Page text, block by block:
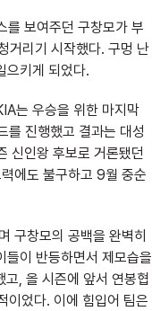
를 보여주던 구창모가 부
거리기 시작했다. 구멍 난
으키게 되었다.
는 우승을 위한 마지막
를 진행했고 결과는 대성
신인왕 후보로 거론됐던
에도 불구하고 9월 중순
구창모의 공백을 완벽히
들이 반등하면서 제모습을
, 올 시즌에 앞서 연봉협
이었다. 이에 힘입어 팀은